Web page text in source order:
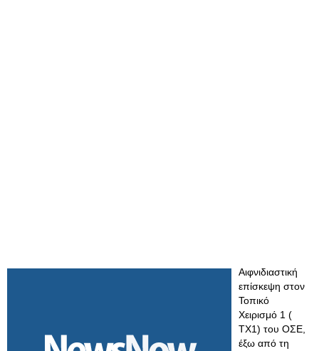
Αιφνιδιαστική
επίσκεψη στον
Τοπικό
Χειρισμό 1 (
ΤΧ1) του ΟΣΕ,
έξω από τη